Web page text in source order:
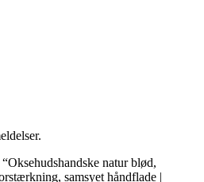
natur blød,
samsyet håndflade |